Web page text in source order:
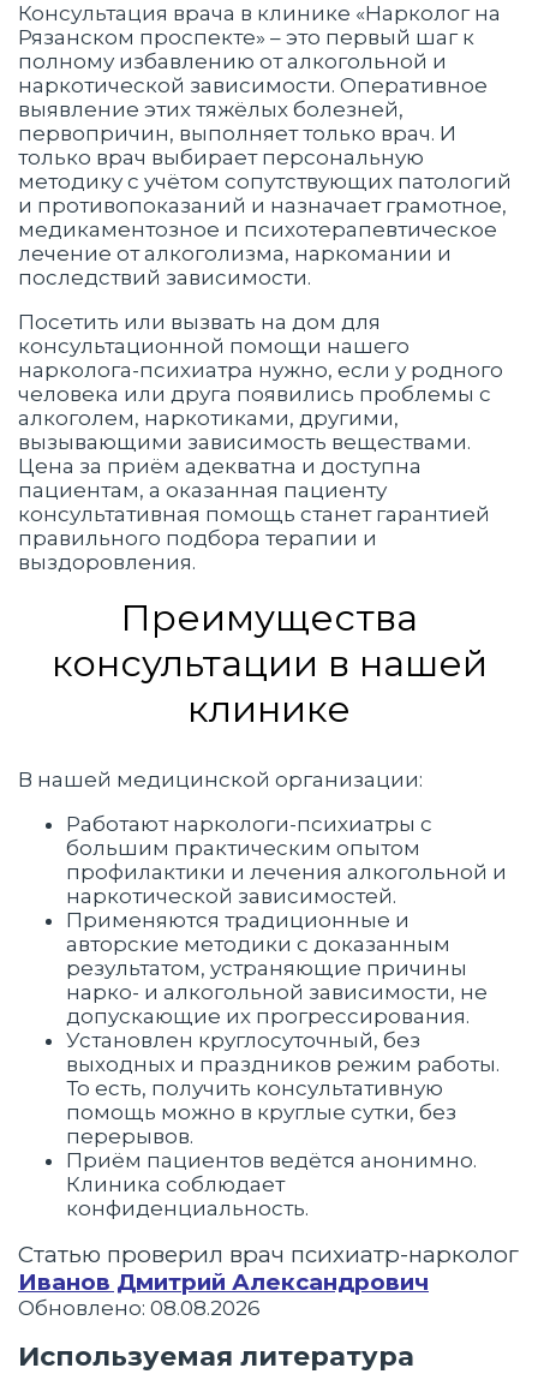
Консультация врача в клинике «Нарколог на
Рязанском проспекте» – это первый шаг к
полному избавлению от алкогольной и
наркотической зависимости. Оперативное
выявление этих тяжёлых болезней,
первопричин, выполняет только врач. И
только врач выбирает персональную
методику с учётом сопутствующих патологий
и противопоказаний и назначает грамотное,
медикаментозное и психотерапевтическое
лечение от алкоголизма, наркомании и
последствий зависимости.
Посетить или вызвать на дом для
консультационной помощи нашего
нарколога-психиатра нужно, если у родного
человека или друга появились проблемы с
алкоголем, наркотиками, другими,
вызывающими зависимость веществами.
Цена за приём адекватна и доступна
пациентам, а оказанная пациенту
консультативная помощь станет гарантией
правильного подбора терапии и
выздоровления.
Преимущества
консультации в нашей
клинике
В нашей медицинской организации:
Работают наркологи-психиатры с
большим практическим опытом
профилактики и лечения алкогольной и
наркотической зависимостей.
Применяются традиционные и
авторские методики с доказанным
результатом, устраняющие причины
нарко- и алкогольной зависимости, не
допускающие их прогрессирования.
Установлен круглосуточный, без
выходных и праздников режим работы.
То есть, получить консультативную
помощь можно в круглые сутки, без
перерывов.
Приём пациентов ведётся анонимно.
Клиника соблюдает
конфиденциальность.
Статью проверил врач психиатр-нарколог
Иванов Дмитрий Александрович
Обновлено: 08.08.2026
Используемая литература